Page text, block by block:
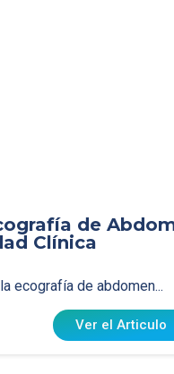
de
Clínica
ecografía de abdomen...
Ver el Articulo